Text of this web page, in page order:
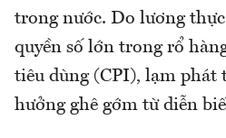
trong nước. Do lương
quyền số lớn trong rổ
tiêu dùng (CPI), lạm phát
hưởng ghê gớm từ diễn